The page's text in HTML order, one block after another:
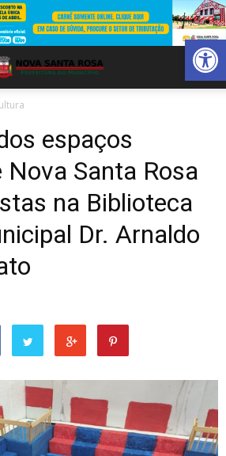
Abrir
espaços
Nova Santa Rosa
na Biblioteca
Dr. Arnaldo